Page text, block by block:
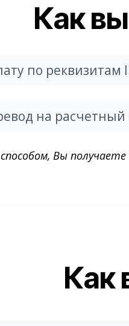
Как
по реквизитам
на
Вы
Как